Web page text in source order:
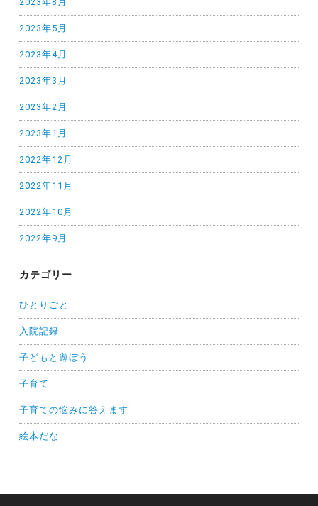
2023年5月
2023年4月
2023年3月
2023年2月
2023年1月
2022年12月
2022年11月
2022年10月
2022年9月
カテゴリー
ひとりごと
入院記録
子どもと遊ぼう
子育て
子育ての悩みに答えます
絵本だな